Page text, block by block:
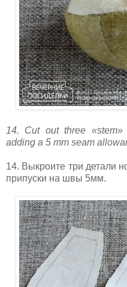
14. Cut out three
adding a 5 mm seam
14. Выкроите три детали
припуски на швы 5мм.